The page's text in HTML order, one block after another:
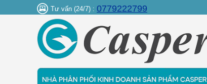
Tư vấn (24/7) : 0779222799